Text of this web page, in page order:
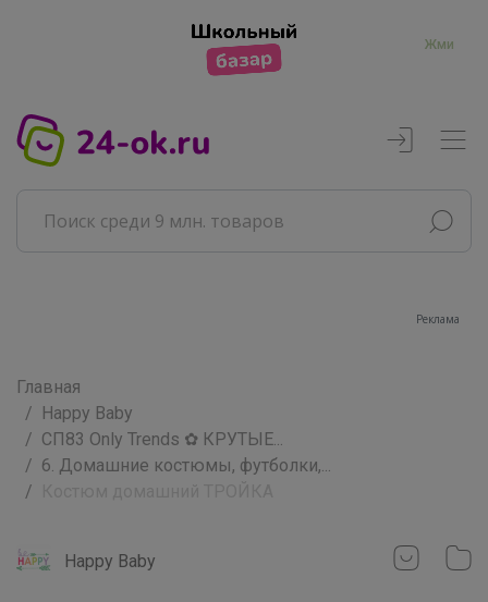
Жми
Главная
Happy Baby
СП83 Only Trends ✿ КРУТЫЕ...
6. Домашние костюмы, футболки,...
Happy Baby